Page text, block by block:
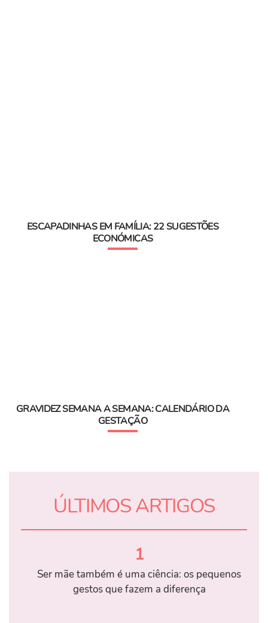
ESCAPADINHAS EM FAMÍLIA: 22 SUGESTÕES
ECONÓMICAS
GRAVIDEZ SEMANA A SEMANA: CALENDÁRIO DA
GESTAÇÃO
ÚLTIMOS ARTIGOS
1
Ser mãe também é uma ciência: os pequenos
gestos que fazem a diferença